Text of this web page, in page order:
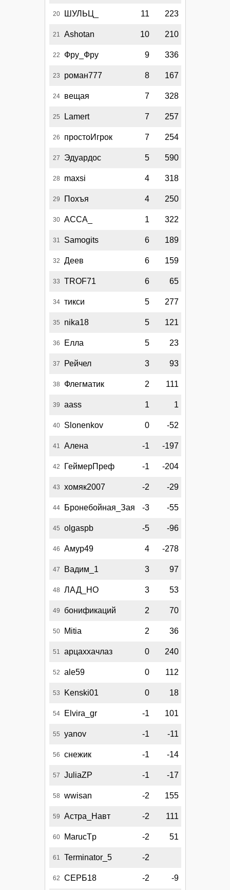
20 ШУЛЬЦ_ 11 223
21 Ashotan 10 210
22 Фру_Фру 9 336
23 роман777 8 167
24 вещая 7 328
25 Lamert 7 257
26 простоИгрок 7 254
27 Эдуардос 5 590
28 maxsi 4 318
29 Похъя 4 250
30 АССА_ 1 322
31 Samogits 6 189
32 Деев 6 159
33 TROF71 6 65
34 тикси 5 277
35 nika18 5 121
36 Елла 5 23
37 Рейчел 3 93
38 Флегматик 2 111
39 aass 1 1
40 Slonenkov 0 -52
41 Алена -1 -197
42 ГеймерПреф -1 -204
43 хомяк2007 -2 -29
44 Бронебойная_Зая -3 -55
45 olgaspb -5 -96
46 Амур49 4 -278
47 Вадим_1 3 97
48 ЛАД_НО 3 53
49 бонификаций 2 70
50 Mitia 2 36
51 арцаххачлаз 0 240
52 ale59 0 112
53 Kenski01 0 18
54 Elvira_gr -1 101
55 yanov -1 -11
56 снежик -1 -14
57 JuliaZP -1 -17
58 wwisan -2 155
59 Астра_Навт -2 111
60 MarucTp -2 51
61 Terminator_5 -2
62 СЕРБ18 -2 -9